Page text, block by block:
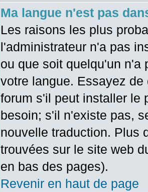
Ma langue n'est pas
Les raisons les plus
l'administrateur n'a pas
ou que soit quelqu'un n'a
votre langue. Essayez
forum s'il peut installer le
besoin; s'il n'existe pas,
nouvelle traduction. Plus
trouvées sur le site web
en bas des pages).
Revenir en haut de page